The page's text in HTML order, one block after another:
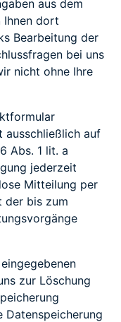
aus dem
Ihnen dort
Bearbeitung der
bei uns
nicht ohne Ihre
ausschließlich auf
Abs. 1 lit. a
jederzeit
Mitteilung per
der bis zum
zur Löschung